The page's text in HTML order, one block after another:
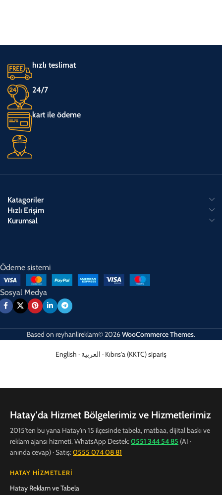
hızlı teslimat
24/7
kart ile ödeme
Katagoriler
Hızlı Erişim
Kurumsal
Ödeme sistemi
Sosyal Medya
Based on reyhanlireklam© 2026WooCommerce Themes.
English · العربية · Kıbrıs'a (KKTC) sipariş
Hatay'da Hizmet Bölgelerimiz ve Hizmetlerimiz
2015'ten bu yana Hatay'ın 15 ilçesinde tabela, matbaa, dijital baskı ve
reklam ajansı hizmeti. WhatsApp Destek:0551 344 54 85 (AI ·
anında cevap) · Satış:0555 074 08 81
HATAY HIZMETLERI
Hatay Reklam ve Tabela